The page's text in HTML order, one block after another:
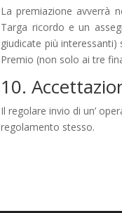
La premiazione avverrà
Targa ricordo e un
giudicate più interessanti)
Premio (non solo ai tre
10.
Il regolare invio di un’
regolamento stesso.